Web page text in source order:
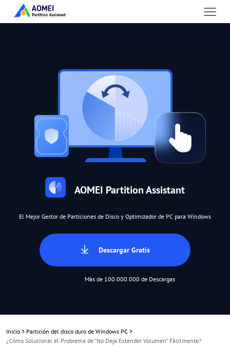
AOMEI Partition Assistant
El Mejor Gestor de Particiones de Disco y Optimizador de PC para Windows
Descargar Gratis
Más de 100.000.000 de Descargas
Inicio > Partición del disco duro de Windows PC >
¿Cómo Solucionar el Probrema de “No Deja Extender Volumen” Fácilmente?